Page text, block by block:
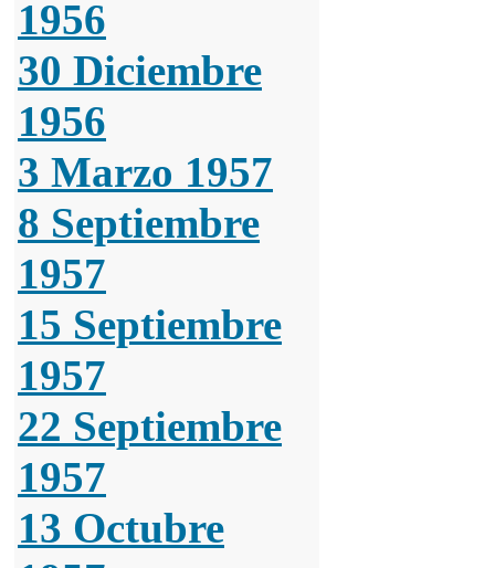
1956
30 Diciembre
1956
3 Marzo 1957
8 Septiembre
1957
15 Septiembre
1957
22 Septiembre
1957
13 Octubre